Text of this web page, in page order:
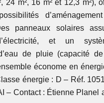
24 m², 16 m² et 12,3 m²),
panneaux solaires
et un
de pluie (capacité
économe en
énergie : D – Réf.
– Contact : Étienne Planel